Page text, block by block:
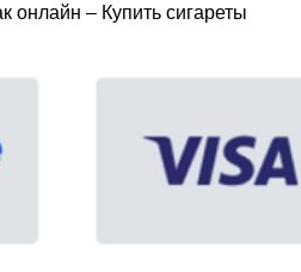
онлайн – Купить сигареты